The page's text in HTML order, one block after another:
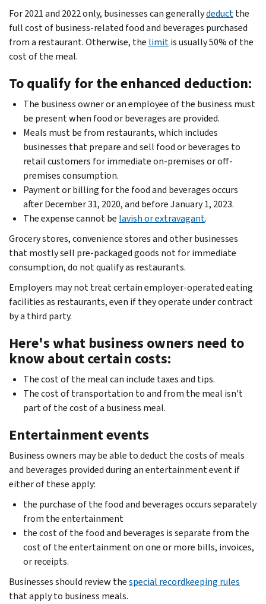
For 2021 and 2022 only, businesses can generallydeductthe
full cost of business-related food and beverages purchased
from a restaurant. Otherwise, the limitis usually 50% of the
cost of the meal.
To qualify for the enhanced deduction:
The business owner or an employee of the business must
be present when food or beverages are provided.
Meals must be from restaurants, which includes
businesses that prepare and sell food or beverages to
retail customers for immediate on-premises or off-
premises consumption.
Payment or billing for the food and beverages occurs
after December 31, 2020, and before January 1, 2023.
The expense cannot be lavish or extravagant.
Grocery stores, convenience stores and other businesses
that mostly sell pre-packaged goods not for immediate
consumption, do not qualify as restaurants. ­
Employers may not treat certain employer-operated eating
facilities as restaurants, even if they operate under contract
by a third party.
Here's what business owners need to
know about certain costs:
The cost of the meal can include taxes and tips.
The cost of transportation to and from the meal isn't
part of the cost of a business meal.
Entertainment events
Business owners may be able to deduct the costs of meals
and beverages provided during an entertainment event if
either of these apply:
the purchase of the food and beverages occurs separately
from the entertainment
the cost of the food and beverages is separate from the
cost of the entertainment on one or more bills, invoices,
or receipts.
Businesses should review thespecial recordkeeping rules
that apply to business meals.